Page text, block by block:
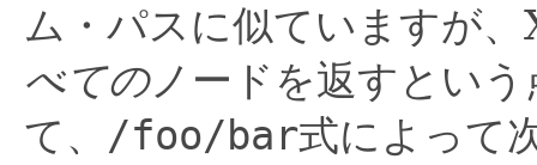
ム・パスに似ていますが
べてのノードを返すとい
て、 /foo/bar式によって